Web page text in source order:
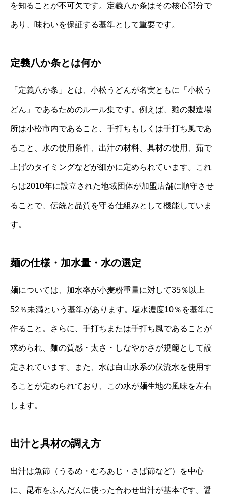
を知ることが不可欠です。定義八か条はその核心部分で
あり、味わいを保証する基準として重要です。
定義八か条とは何か
「定義八か条」とは、小松うどんが名実ともに「小松う
どん」であるためのルール集です。例えば、麺の製造場
所は小松市内であること、手打ちもしくは手打ち風であ
ること、水の使用条件、出汁の材料、具材の使用、茹で
上げのタイミングなどが細かに定められています。これ
らは2010年に設立された地域団体が加盟店舗に順守させ
ることで、伝統と品質を守る仕組みとして機能していま
す。
麺の仕様・加水量・水の選定
麺については、加水率が小麦粉重量に対して35％以上
52％未満という基準があります。塩水濃度10％を基準に
作ること。さらに、手打ちまたは手打ち風であることが
求められ、麺の質感・太さ・しなやかさが規範として設
定されています。また、水は白山水系の伏流水を使用す
ることが定められており、この水が麺生地の風味を左右
します。
出汁と具材の調え方
出汁は魚節（うるめ・むろあじ・さば節など）を中心
に、昆布をふんだんに使った合わせ出汁が基本です。醤